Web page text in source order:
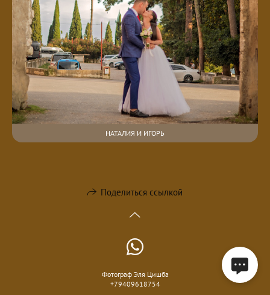
НАТАЛИЯ И ИГОРЬ
Поделиться ссылкой
Фотограф Эля Цишба
+79409618754